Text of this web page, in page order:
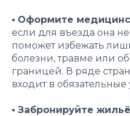
▪️ Оформите
если для въезда она не
поможет избежать
болезни, травме или
границей. В ряде
входит в обязательные
▪️ Забронируйте